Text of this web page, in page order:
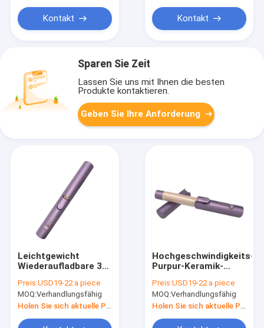
Kontakt Kontakt
Sparen Sie Zeit
Lassen Sie uns mit Ihnen die besten
Produkte kontaktieren.
Geben Sie Ihre Anforderung
Leichtgewicht
Wiederaufladbare 3
Reisen Heizwalzen
Für Hotel
Preis:USD19-22 a piece
MOQ:Verhandlungsfähig
Hochgeschwindigkeits-
Purpur-Keramik-
Heizhaarwalzen mit
weltweiten Steckern
Preis:USD19-22 a piece
MOQ:Verhandlungsfähig